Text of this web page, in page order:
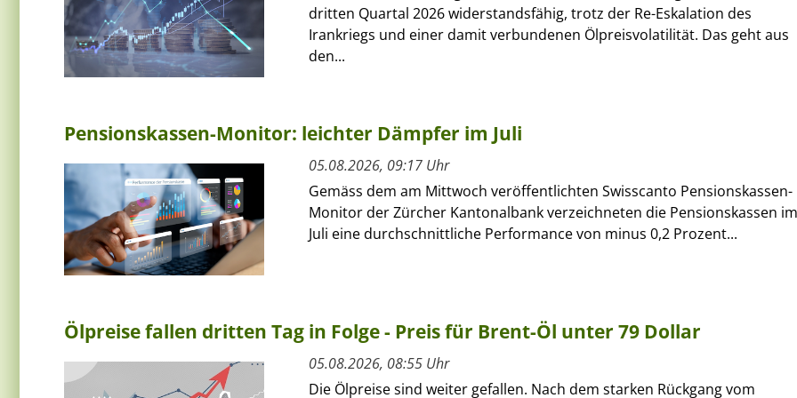
dritten Quartal 2026 widerstandsfähig, trotz der Re-Eskalation des
Irankriegs und einer damit verbundenen Ölpreisvolatilität. Das geht aus
den...
Pensionskassen-Monitor: leichter Dämpfer im Juli
05.08.2026, 09:17 Uhr
Gemäss dem am Mittwoch veröffentlichten Swisscanto Pensionskassen-
Monitor der Zürcher Kantonalbank verzeichneten die Pensionskassen im
Juli eine durchschnittliche Performance von minus 0,2 Prozent...
Ölpreise fallen dritten Tag in Folge - Preis für Brent-Öl unter 79 Dollar
05.08.2026, 08:55 Uhr
Die Ölpreise sind weiter gefallen. Nach dem starken Rückgang vom